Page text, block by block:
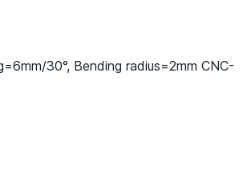
30°, Bending radius=2mm CNC-